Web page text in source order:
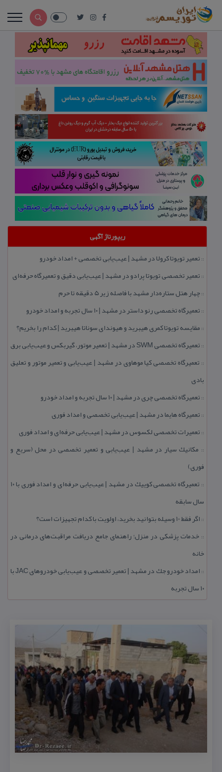
ریپورتاژ آگهی
:: تعمیر تویوتا كرولا در مشهد | عیب‌یابی تخصصی + امداد خودرو
:: تعمیر تخصصی تویوتا پرادو در مشهد | عیب‌یابی دقیق و تعمیرگاه حرفه‌ای
::چهار هتل‌ ستاره‌دار مشهد با فاصله زیر 5 دقیقه تا حرم
:: تعمیرگاه تخصصی رنو داستر در مشهد | ۱۰ سال تجربه و امداد خودرو
:: مقایسه تویوتا كمری هیبرید و هیوندای سوناتا هیبرید | كدام را بخریم؟
:: تعمیرگاه تخصصی SWM در مشهد | تعمیر موتور، گیربكس و عیب‌یابی برق
:: تعمیرگاه تخصصی كیا موهاوی در مشهد | عیب‌یابی و تعمیر موتور و تعلیق
بادی
:: تعمیرگاه تخصصی چری در مشهد | ۱۰ سال تجربه و امداد خودرو
:: تعمیرگاه هایما در مشهد | عیب‌یابی تخصصی و امداد فوری
:: تعمیرات تخصصی لكسوس در مشهد | عیب‌یابی حرفه‌ای و امداد فوری
:: مكانیك سیار در مشهد | عیب‌یابی و تعمیر تخصصی در محل (سریع و
فوری)
::
تعمیرگاه تخصصی كوییك در مشهد | عیب‌یابی حرفه‌ای و امداد فوری با ۱۰
سال سابقه
:: اگر فقط 10 وسیله بتوانید بخرید، اولویت با كدام تجهیزات است؟
:: خدمات پزشكی در منزل؛ راهنمای جامع دریافت مراقبت‌های درمانی در
خانه
::
امداد خودرو جك در مشهد | تعمیر تخصصی و عیب‌یابی خودروهای JAC با
۱۰ سال تجربه